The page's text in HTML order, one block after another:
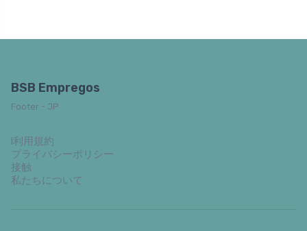
BSB Empregos
Footer - JP
l利用規約
プライバシーポリシー
接触
私たちについて